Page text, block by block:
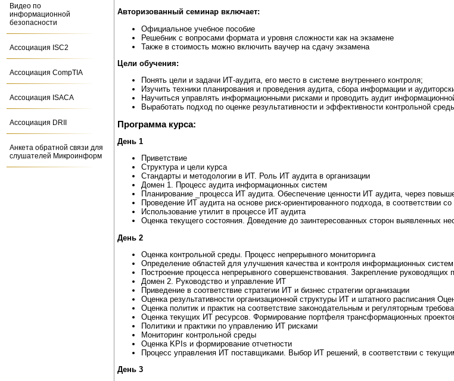
Видео по
информационной
безопасности
Ассоциация ISC2
Ассоциация CompTIA
Ассоциация ISACA
Ассоциация DRII
Анкета обратной связи для
слушателей Микроинформ
Авторизованный семинар включает:
Официальное учебное пособие
Решебник с вопросами формата и уровня сложности как на экзамене
Также в стоимость можно включить ваучер на сдачу экзамена
Цели обучения:
Понять цели и задачи ИТ-аудита, его место в системе внутреннего контроля;
Изучить техники планирования и проведения аудита, сбора информации и
Научиться управлять информационными рисками и проводить аудит
Выработать подход по оценке результативности и эффективности контрольной
Программа курса:
День 1
Приветствие
Структура и цели курса
Стандарты и методологии в ИТ. Роль ИТ аудита в организации
Домен 1. Процесс аудита информационных систем
Планирование _процесса ИТ аудита. Обеспечение ценности ИТ аудита, через
Проведение ИТ аудита на основе риск-ориентированного подхода, в соответствии
Использование утилит в процессе ИТ аудита
Оценка текущего состояния. Доведение до заинтересованных сторон выявленных
День 2
Оценка контрольной среды. Процесс непрерывного мониторинга
Определение областей для улучшения качества и контроля информационных систем
Построение процесса непрерывного совершенствования. Закрепление руководящих
Домен 2. Руководство и управление ИТ
Приведение в соответствие стратегии ИТ и бизнес стратегии организации
Оценка результативности организационной структуры ИТ и штатного расписания
Оценка политик и практик на соответствие законодательным и регуляторным
Оценка текущих ИТ ресурсов. Формирование портфеля трансформационных
Политики и практики по управлению ИТ рисками
Мониторинг контрольной среды
Оценка KPIs и формирование отчетности
Процесс управления ИТ поставщиками. Выбор ИТ решений, в соответствии с
День 3